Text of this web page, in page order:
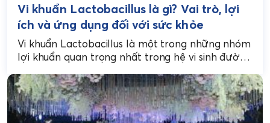
Vi khuẩn Lactobacillus là gì? Vai trò, lợi
ích và ứng dụng đối với sức khỏe
Vi khuẩn Lactobacillus là một trong những nhóm
lợi khuẩn quan trọng nhất trong hệ vi sinh đường